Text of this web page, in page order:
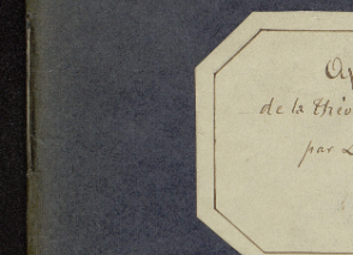
Adolphe, abbé (1833-....). Auteur